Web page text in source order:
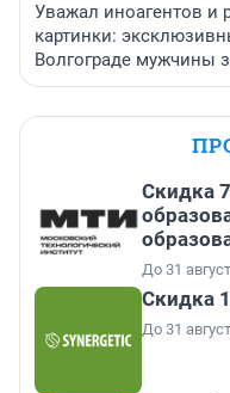
Уважал иноагентов
картинки:
Волгограде мужчины
Скидка
До 31
Скидка
До 31